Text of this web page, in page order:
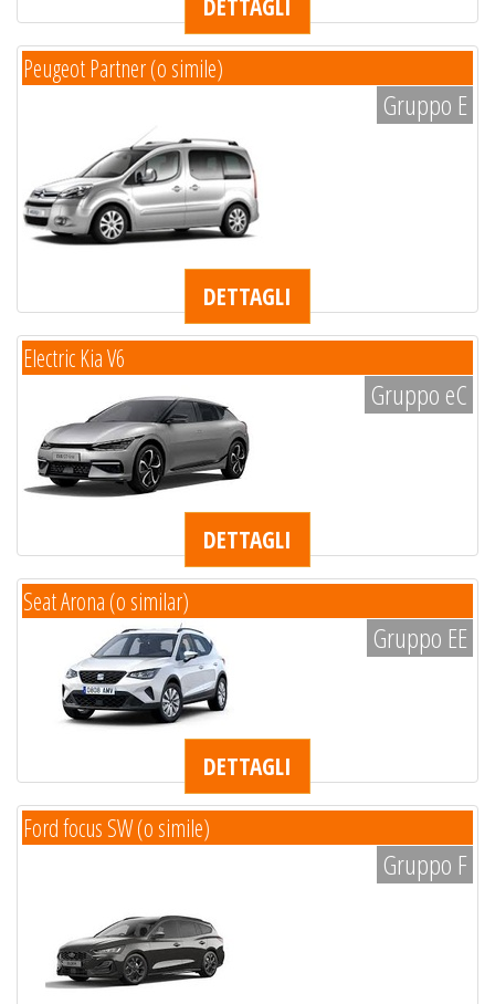
Peugeot Partner (o simile)
Gruppo E
DETTAGLI
Electric Kia V6
Gruppo eC
DETTAGLI
Seat Arona (o similar)
Gruppo EE
DETTAGLI
Ford focus SW (o simile)
Gruppo F